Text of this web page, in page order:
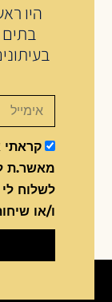
היו
מאשר.ת
לשלוח לי
ו/או